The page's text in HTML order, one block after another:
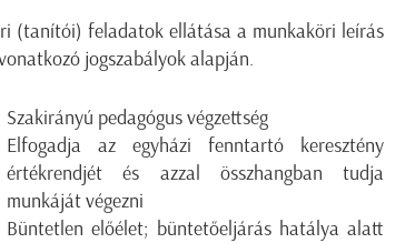
(tanítói) feladatok ellátása a munkaköri leírás
jogszabályok alapján.
Szakirányú pedagógus végzettség
Elfogadja az egyházi fenntartó keresztény
értékrendjét és azzal összhangban tudja
munkáját végezni
Büntetlen előélet; büntetőeljárás hatálya alatt